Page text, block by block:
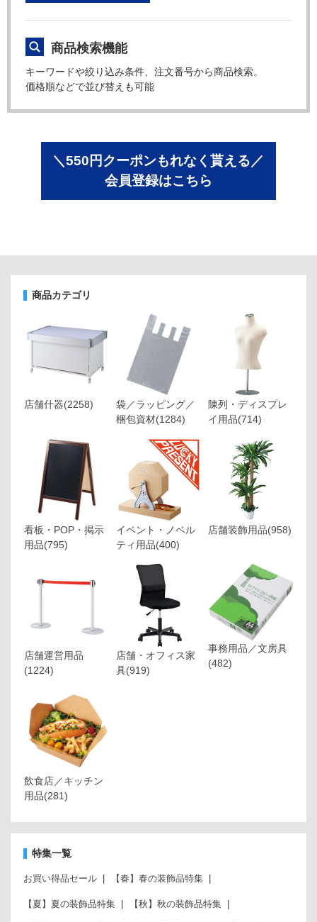
商品検索機能
キーワードや絞り込み条件、注文番号から商品検索。
価格順などで並び替えも可能
＼550円クーポンもれなく貰える／
会員登録はこちら
商品カテゴリ
店舗什器(2258)
袋／ラッピング／
梱包資材(1284)
陳列・ディスプレ
イ用品(714)
看板・POP・掲示
用品(795)
イベント・ノベル
ティ用品(400)
店舗装飾用品(958)
店舗運営用品
(1224)
店舗・オフィス家
具(919)
事務用品／文房具
(482)
飲食店／キッチン
用品(281)
特集一覧
お買い得品セール 【春】春の装飾品特集
【夏】夏の装飾品特集 【秋】秋の装飾品特集